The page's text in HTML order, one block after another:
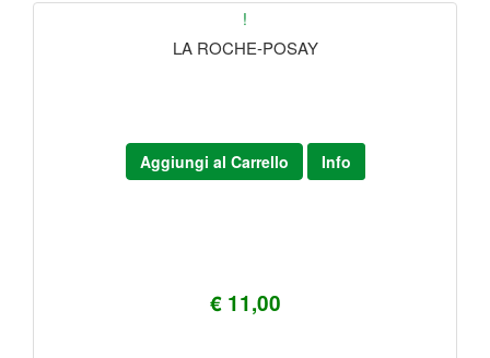
!
LA ROCHE-POSAY
€ 11,00
Aggiungi al Carrello Info